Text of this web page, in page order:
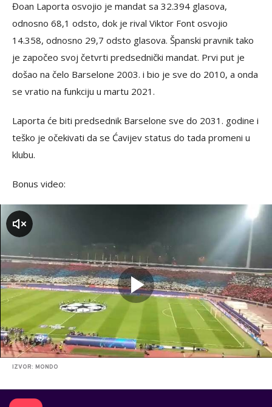
Đoan Laporta osvojio je mandat sa 32.394 glasova,
odnosno 68,1 odsto, dok je rival Viktor Font osvojio
14.358, odnosno 29,7 odsto glasova. Španski pravnik tako
je započeo svoj četvrti predsednički mandat. Prvi put je
došao na čelo Barselone 2003. i bio je sve do 2010, a onda
se vratio na funkciju u martu 2021.
Laporta će biti predsednik Barselone sve do 2031. godine i
teško je očekivati da se Ćavijev status do tada promeni u
klubu.
Bonus video:
IZVOR: MONDO